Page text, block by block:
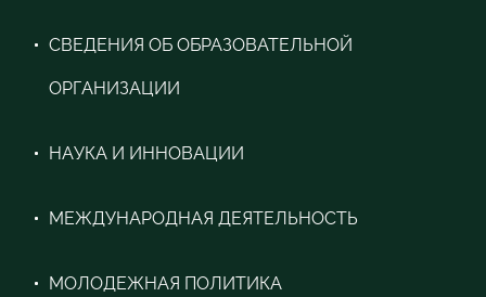
СВЕДЕНИЯ ОБ ОБРАЗОВАТЕЛЬНОЙ
ОРГАНИЗАЦИИ
НАУКА И ИННОВАЦИИ
МЕЖДУНАРОДНАЯ ДЕЯТЕЛЬНОСТЬ
МОЛОДЕЖНАЯ ПОЛИТИКА